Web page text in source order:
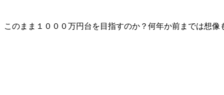
このまま１０００万円台を目指すのか？何年か前までは想